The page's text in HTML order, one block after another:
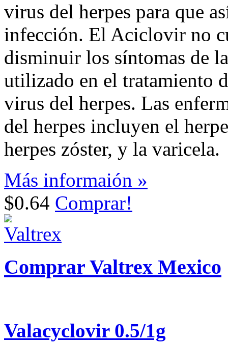
virus del herpes para que
infección. El Aciclovir no
disminuir los síntomas de
utilizado en el tratamiento
virus del herpes. Las
del herpes incluyen el
herpes zóster, y la varicela.
Más informaión »
$0.64 Comprar!
Comprar Valtrex Mexico
Valacyclovir 0.5/1g